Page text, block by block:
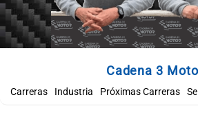
Cadena 3
Carreras Industria Próximas Carreras